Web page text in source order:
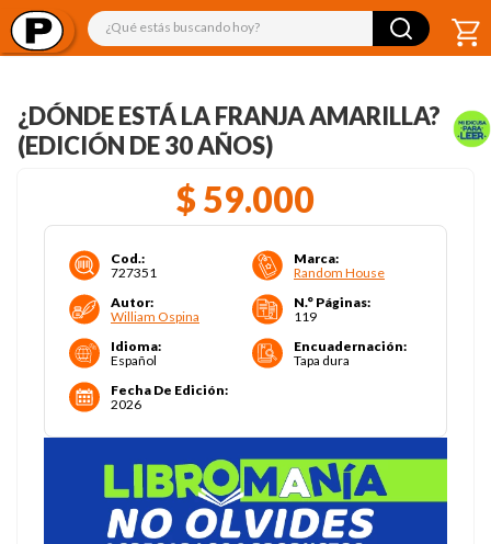
¿Qué estás buscando hoy?
¿DÓNDE ESTÁ LA FRANJA AMARILLA?
(EDICIÓN DE 30 AÑOS)
$ 59.000
Cod.:
727351
Marca:
Random House
Autor:
William Ospina
N.° Páginas:
119
Idioma:
Español
Encuadernación:
Tapa dura
Fecha De Edición:
2026